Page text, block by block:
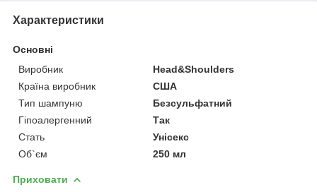
Характеристики
Основні
Виробник
Head&Shoulders
Країна виробник
США
Тип шампуню
Безсульфатний
Гіпоалергенний
Так
Стать
Унісекс
Об`єм
250 мл
Приховати